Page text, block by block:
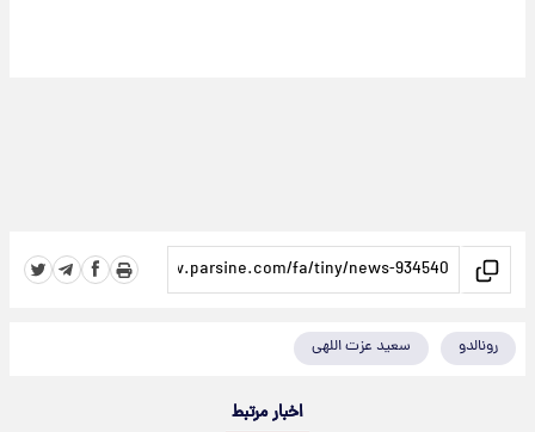
رونالدو سعید عزت اللهی
اخبار مرتبط